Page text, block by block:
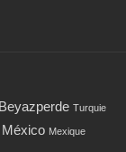
Beyazperde Turquie
Mexique